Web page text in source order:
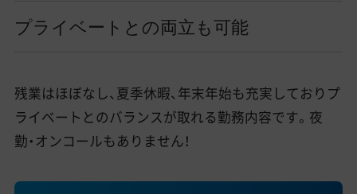
プライベートとの両立も可能
残業はほぼなし、夏季休暇、年末年始も充実しておりプ
ライベートとのバランスが取れる勤務内容です。夜
勤・オンコールもありません！